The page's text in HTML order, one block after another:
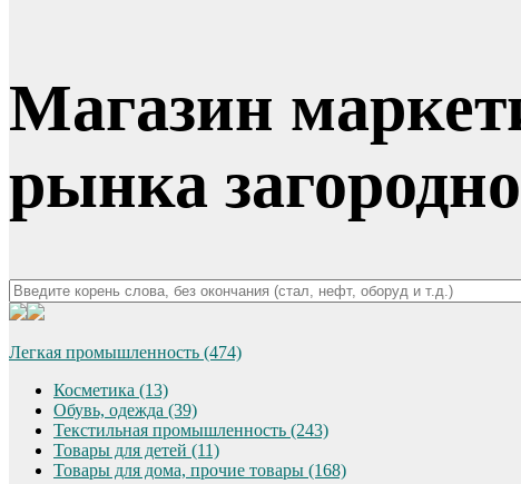
Магазин
рынка
Легкая промышленность (474)
Косметика (13)
Обувь, одежда (39)
Текстильная промышленность (243)
Товары для детей (11)
Товары для дома, прочие товары (168)